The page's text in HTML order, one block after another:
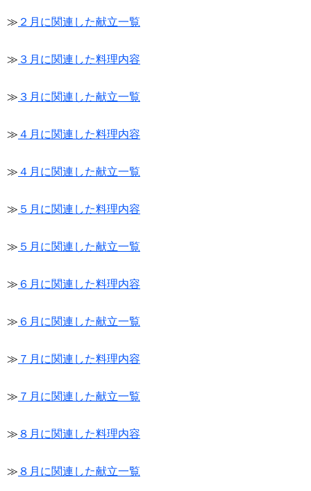
≫ ２月に関連した献立一覧
≫ ３月に関連した料理内容
≫ ３月に関連した献立一覧
≫ ４月に関連した料理内容
≫ ４月に関連した献立一覧
≫ ５月に関連した料理内容
≫ ５月に関連した献立一覧
≫ ６月に関連した料理内容
≫ ６月に関連した献立一覧
≫ ７月に関連した料理内容
≫ ７月に関連した献立一覧
≫ ８月に関連した料理内容
≫ ８月に関連した献立一覧